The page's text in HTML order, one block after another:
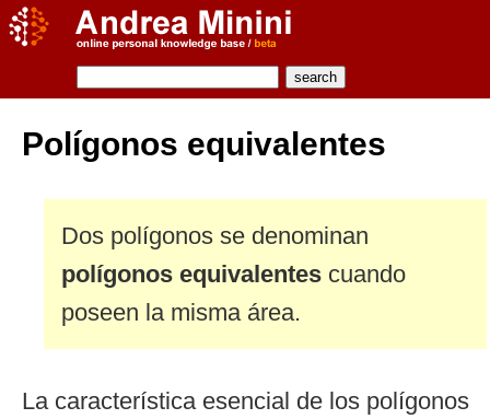
Polígonos equivalentes
Dos polígonos se denominan
polígonos equivalentes cuando
poseen la misma área.
La característica esencial de los polígonos